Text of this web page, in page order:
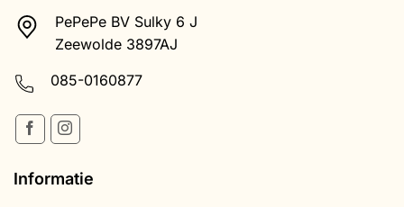
PePePe BV Sulky 6 J
Zeewolde 3897AJ
085-0160877
Informatie